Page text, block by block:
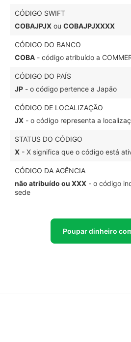
CÓDIGO SWIFT
COBAJPJX ou COBAJPJXXXX
CÓDIGO DO BANCO
COBA - código atribuído a
CÓDIGO DO PAÍS
JP - o código pertence a Japão
CÓDIGO DE LOCALIZAÇÃO
JX - o código representa a
STATUS DO CÓDIGO
X - X significa que o código está
CÓDIGO DA AGÊNCIA
não atribuído ou XXX - o código
sede
Poupar dinheiro